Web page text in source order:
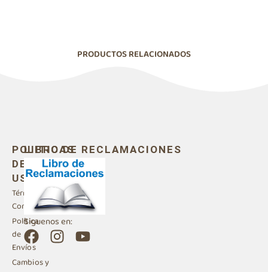
PRODUCTOS RELACIONADOS
POLITICAS
DE
USO
Términos y
Condiciones
Política
de
Envíos
Cambios y
LIBRO DE RECLAMACIONES
Siguenos en:
F
a
c
I
n
Y